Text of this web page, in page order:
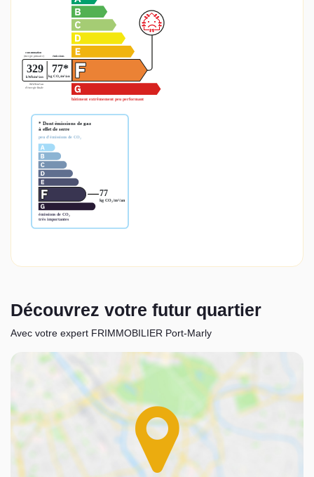
Découvrez votre futur quartier
Avec votre expert FRIMMOBILIER Port-Marly